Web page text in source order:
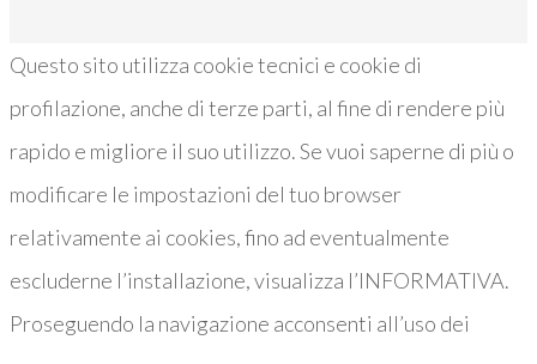
Questo sito utilizza cookie tecnici e cookie di
profilazione, anche di terze parti, al fine di rendere più
rapido e migliore il suo utilizzo. Se vuoi saperne di più o
modificare le impostazioni del tuo browser
relativamente ai cookies, fino ad eventualmente
escluderne l’installazione, visualizza l’INFORMATIVA.
Proseguendo la navigazione acconsenti all’uso dei